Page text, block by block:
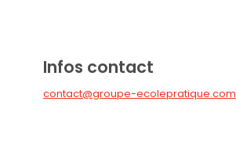
Infos contact
contact@groupe-ecolepratique.com